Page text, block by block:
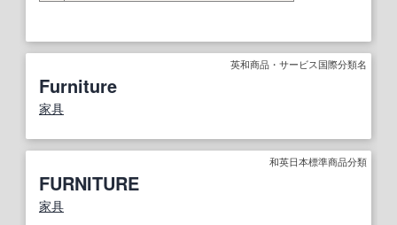
英和商品・サービス国際分類名
Furniture
家具
和英日本標準商品分類
FURNITURE
家具